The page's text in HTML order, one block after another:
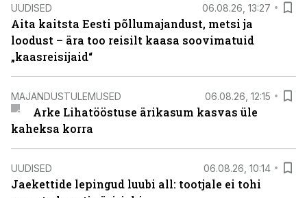
UUDISED 06.08.26, 13:27
Aita kaitsta Eesti põllumajandust, metsi ja
loodust – ära too reisilt kaasa soovimatuid
„kaasreisijaid“
MAJANDUSTULEMUSED 06.08.26, 12:15
Arke Lihatööstuse ärikasum kasvas üle
kaheksa korra
UUDISED 06.08.26, 10:14
Jaekettide lepingud luubi all: tootjale ei tohi